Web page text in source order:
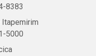
8383
Itapemirim
5000